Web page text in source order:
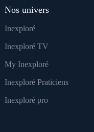
Nos univers
Inexploré
Inexploré TV
My Inexploré
Inexploré Praticiens
Inexploré pro